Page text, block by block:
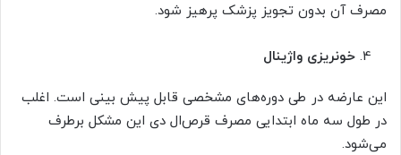
مصرف آن بدون تجویز پزشک پرهیز شود.
خونریزی واژینال
این عارضه در طی دوره‌های مشخصی قابل پیش بینی است. اغلب
در طول سه ماه ابتدایی مصرف قرص‌ال دی این مشکل برطرف
می‌شود.